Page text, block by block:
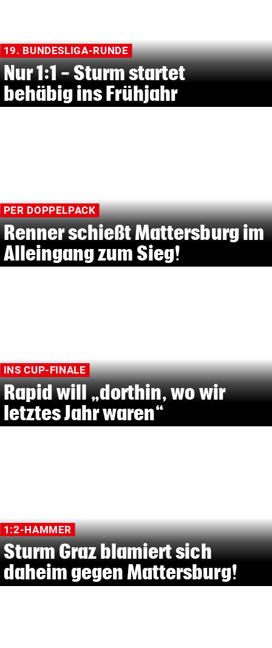
19. BUNDESLIGA-RUNDE
Nur 1:1 - Sturm startet
behäbig ins Frühjahr
PER DOPPELPACK
Renner schießt Mattersburg im
Alleingang zum Sieg!
INS CUP-FINALE
Rapid will „dorthin, wo wir
letztes Jahr waren“
1:2-HAMMER
Sturm Graz blamiert sich
daheim gegen Mattersburg!